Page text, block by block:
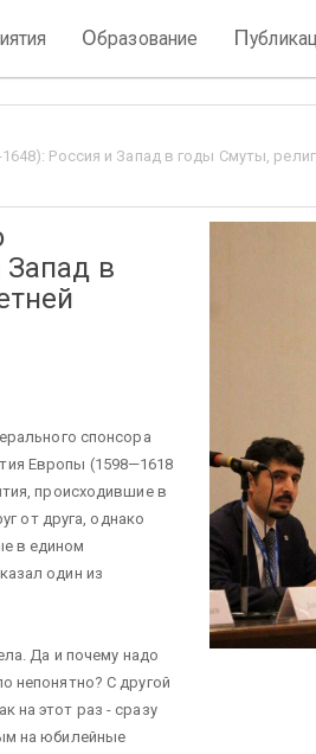
Образование П
Россия и Запад в годы Смуты,
Запад в
спонсора
Европы (1598—1618
происходившие в
от друга, однако
в едином
один из
Да и почему надо
непонятно? С другой
на этот раз - сразу
на юбилейные